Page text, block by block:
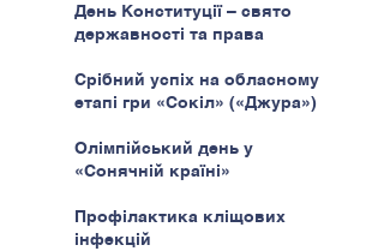
День Конституції – свято
державності та права
Срібний успіх на обласному
етапі гри «Сокіл» («Джура»)
Олімпійський день у
«Сонячній країні»
Профілактика кліщових
інфекцій